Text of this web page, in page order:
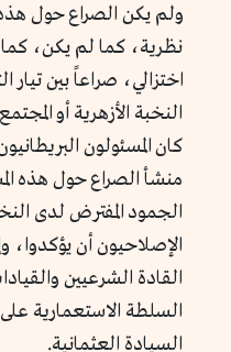
ولم يكن الصراع حول
نظرية، كما لم يكن،
اختزالي، صراعاً بين تيار
النخبة الأزهرية أو
كان المسئولون
منشأ الصراع حول هذه
الجمود المفترض لدى
الإصلاحيون أن يؤكدوا،
القادة الشرعيين
السلطة الاستعمارية
السيادة العثمانية.